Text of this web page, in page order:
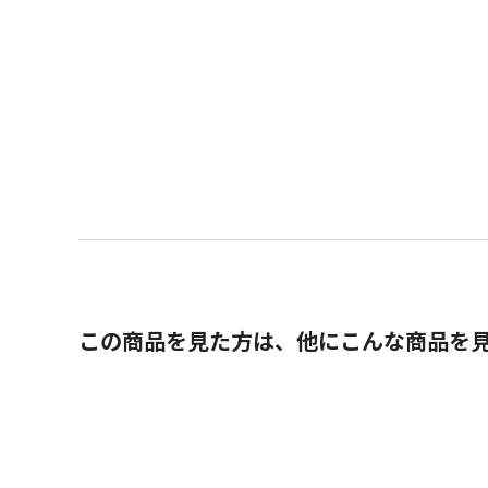
この商品を見た方は、他にこんな商品を